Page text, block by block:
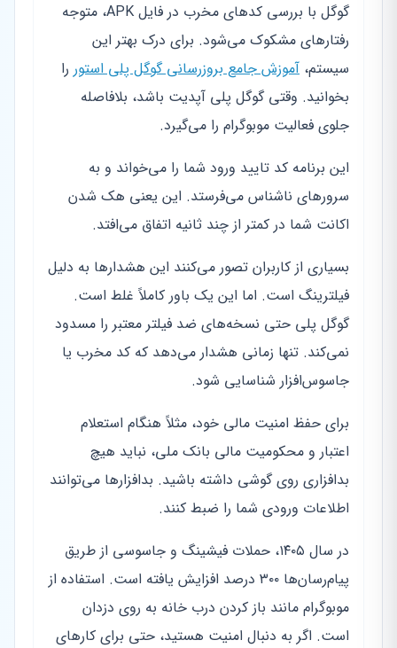
گوگل با بررسی کدهای مخرب در فایل APK، متوجه
رفتارهای مشکوک می‌شود. برای درک بهتر این
سیستم، آموزش جامع بروزرسانی گوگل پلی استور را
بخوانید. وقتی گوگل پلی آپدیت باشد، بلافاصله
جلوی فعالیت موبوگرام را می‌گیرد.
این برنامه کد تایید ورود شما را می‌خواند و به
سرورهای ناشناس می‌فرستد. این یعنی هک شدن
اکانت شما در کمتر از چند ثانیه اتفاق می‌افتد.
بسیاری از کاربران تصور می‌کنند این هشدارها به دلیل
فیلترینگ است. اما این یک باور کاملاً غلط است.
گوگل پلی حتی نسخه‌های ضد فیلتر معتبر را مسدود
نمی‌کند. تنها زمانی هشدار می‌دهد که کد مخرب یا
جاسوس‌افزار شناسایی شود.
برای حفظ امنیت مالی خود، مثلاً هنگام استعلام
اعتبار و محکومیت مالی بانک ملی، نباید هیچ
بدافزاری روی گوشی داشته باشید. بدافزارها می‌توانند
اطلاعات ورودی شما را ضبط کنند.
در سال ۱۴۰۵، حملات فیشینگ و جاسوسی از طریق
پیام‌رسان‌ها ۳۰۰ درصد افزایش یافته است. استفاده از
موبوگرام مانند باز کردن درب خانه به روی دزدان
است. اگر به دنبال امنیت هستید، حتی برای کارهای